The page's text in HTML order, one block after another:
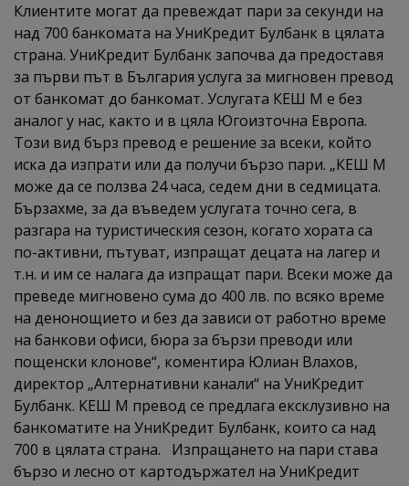
Клиентите могат да превеждат пари за секунди на
над 700 банкомата на УниКредит Булбанк в цялата
страна. УниКредит Булбанк започва да предоставя
за първи път в България услуга за мигновен превод
от банкомат до банкомат. Услугата КЕШ М е без
аналог у нас, както и в цяла Югоизточна Европа.
Този вид бърз превод е решение за всеки, който
иска да изпрати или да получи бързо пари. „КЕШ М
може да се ползва 24 часа, седем дни в седмицата.
Бързахме, за да въведем услугата точно сега, в
разгара на туристическия сезон, когато хората са
по-активни, пътуват, изпращат децата на лагер и
т.н. и им се налага да изпращат пари. Всеки може да
преведе мигновено сума до 400 лв. по всяко време
на денонощието и без да зависи от работно време
на банкови офиси, бюра за бързи преводи или
пощенски клонове“, коментира Юлиан Влахов,
директор „Алтернативни канали“ на УниКредит
Булбанк. КЕШ М превод се предлага ексклузивно на
банкоматите на УниКредит Булбанк, които са над
700 в цялата страна. Изпращането на пари става
бързо и лесно от картодържател на УниКредит